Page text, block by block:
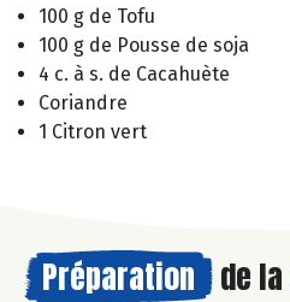
100 g de Tofu
100 g de Pousse de soja
4 c. à s. de Cacahuète
Coriandre
1 Citron vert
Préparation de la